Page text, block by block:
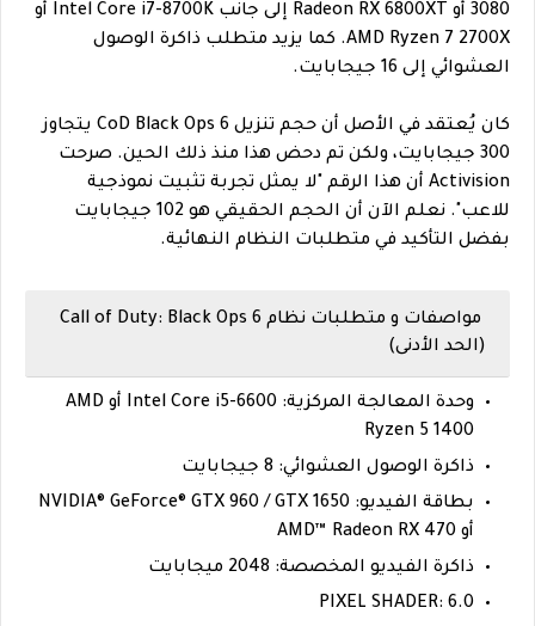
3080 أو Radeon RX 6800XT إلى جانب Intel Core i7-8700K أو
AMD Ryzen 7 2700X. كما يزيد متطلب ذاكرة الوصول
العشوائي إلى 16 جيجابايت.
كان يُعتقد في الأصل أن حجم تنزيل CoD Black Ops 6 يتجاوز
300 جيجابايت، ولكن تم دحض هذا منذ ذلك الحين. صرحت
Activision أن هذا الرقم "لا يمثل تجربة تثبيت نموذجية
للاعب". نعلم الآن أن الحجم الحقيقي هو 102 جيجابايت
بفضل التأكيد في متطلبات النظام النهائية.
مواصفات و متطلبات نظام Call of Duty: Black Ops 6
(الحد الأدنى)
وحدة المعالجة المركزية: Intel Core i5-6600 أو AMD
Ryzen 5 1400
ذاكرة الوصول العشوائي: 8 جيجابايت
بطاقة الفيديو: NVIDIA® GeForce® GTX 960 / GTX 1650
أو AMD™ Radeon RX 470
ذاكرة الفيديو المخصصة: 2048 ميجابايت
PIXEL SHADER: 6.0